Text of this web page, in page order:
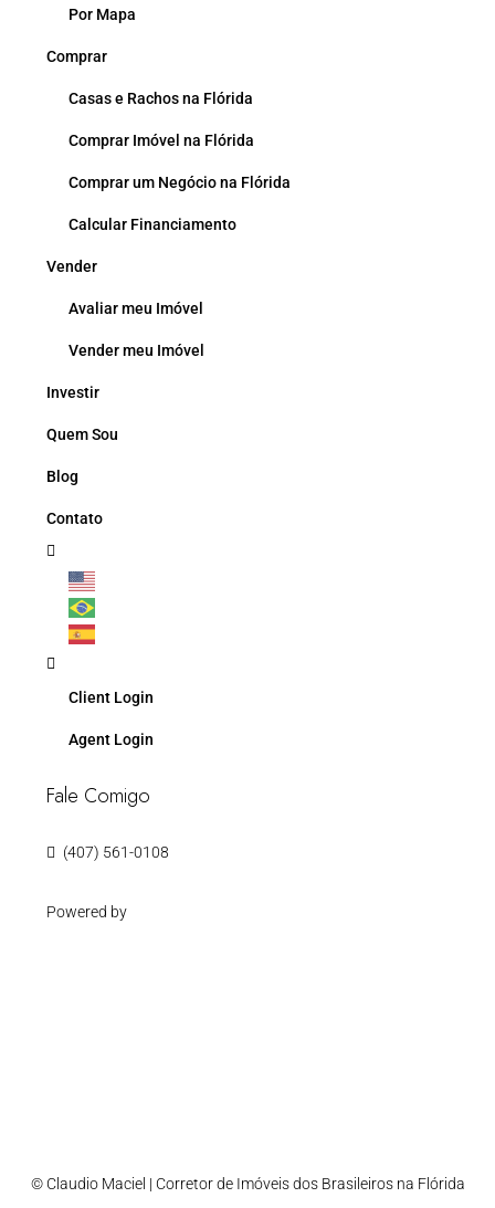
Por Mapa
Comprar
Casas e Rachos na Flórida
Comprar Imóvel na Flórida
Comprar um Negócio na Flórida
Calcular Financiamento
Vender
Avaliar meu Imóvel
Vender meu Imóvel
Investir
Quem Sou
Blog
Contato
Client Login
Agent Login
Fale Comigo
(407) 561-0108
Powered by
© Claudio Maciel | Corretor de Imóveis dos Brasileiros na Flórida